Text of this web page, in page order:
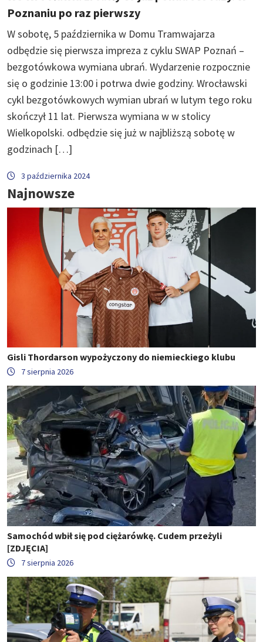
Poznaniu po raz pierwszy
W sobotę, 5 października w Domu Tramwajarza
odbędzie się pierwsza impreza z cyklu SWAP Poznań –
bezgotówkowa wymiana ubrań. Wydarzenie rozpocznie
się o godzinie 13:00 i potrwa dwie godziny. Wrocławski
cykl bezgotówkowych wymian ubrań w lutym tego roku
skończył 11 lat. Pierwsza wymiana w w stolicy
Wielkopolski. odbędzie się już w najbliższą sobotę w
godzinach […]
3 października 2024
Najnowsze
Gisli Thordarson wypożyczony do niemieckiego klubu
7 sierpnia 2026
Samochód wbił się pod ciężarówkę. Cudem przeżyli
[ZDJĘCIA]
7 sierpnia 2026